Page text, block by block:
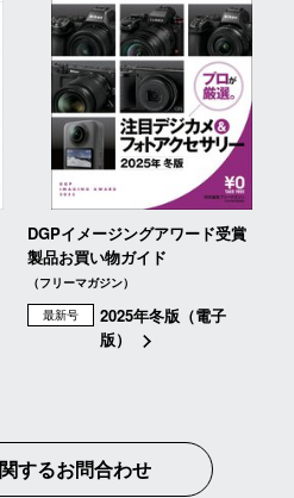
DGPイメージングアワード受賞
製品お買い物ガイド
（フリーマガジン）
最新号
2025年冬版（電子
版）
するお問合わせ